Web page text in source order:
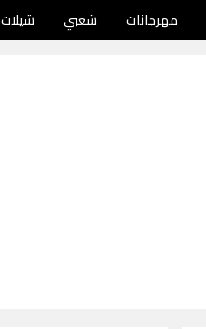
مهرجانات شعبي شيلات